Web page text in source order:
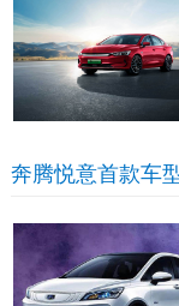
奔腾悦意首款车